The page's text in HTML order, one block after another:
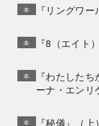
本 『リングワ
本 『8（エイト
本
『わたした
ーナ・エンリ
本 『秘儀』（